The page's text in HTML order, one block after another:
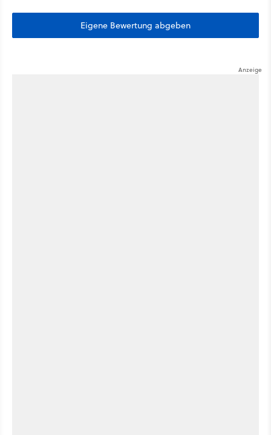
Eigene Bewertung abgeben